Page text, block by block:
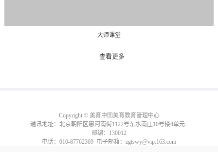
大师课堂
查看更多
Copyright © 美育中国美育教育管理中心
通讯地址：北京朝阳区惠河南街1122号东水南庄10号楼4单元
邮编：130012
电话：010-87762369 电子邮箱：zgtswy@vip.163.com